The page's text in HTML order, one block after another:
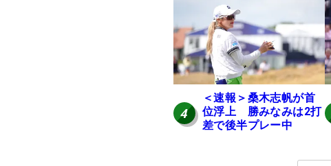
4
＜速報＞桑木志帆が首
位浮上 勝みなみは2打
差で後半プレー中